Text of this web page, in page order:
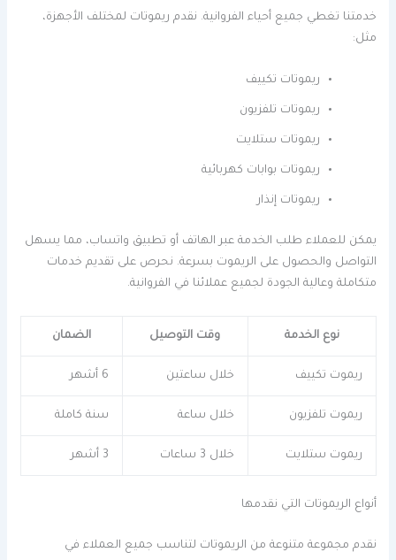
خدمتنا تغطي جميع أحياء الفروانية. نقدم ريموتات لمختلف الأجهزة،
مثل:
ريموتات تكييف
ريموتات تلفزيون
ريموتات ستلايت
ريموتات بوابات كهربائية
ريموتات إنذار
يمكن للعملاء طلب الخدمة عبر الهاتف أو تطبيق واتساب، مما يسهل
التواصل والحصول على الريموت بسرعة. نحرص على تقديم خدمات
متكاملة وعالية الجودة لجميع عملائنا في الفروانية.
نوع الخدمة وقت التوصيل الضمان
ريموت تكييف خلال ساعتين 6 أشهر
ريموت تلفزيون خلال ساعة سنة كاملة
ريموت ستلايت خلال 3 ساعات 3 أشهر
أنواع الريموتات التي نقدمها
نقدم مجموعة متنوعة من الريموتات لتناسب جميع العملاء في